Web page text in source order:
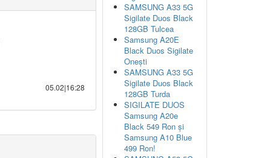
05.02|16:28
SAMSUNG A33 5G
Sigilate Duos Black
128GB Tulcea
Samsung A20E
Black Duos Sigilate
Onești
SAMSUNG A33 5G
Sigilate Duos Black
128GB Turda
SIGILATE DUOS
Samsung A20e
Black 549 Ron și
Samsung A10 Blue
499 Ron!